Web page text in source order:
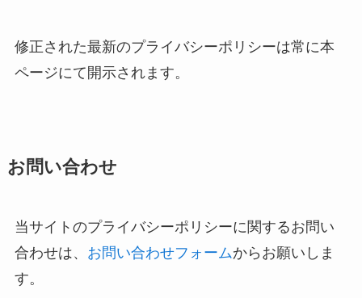
修正された最新のプライバシーポリシーは常に本
ページにて開示されます。
お問い合わせ
当サイトのプライバシーポリシーに関するお問い
合わせは、 お問い合わせフォームからお願いしま
す。